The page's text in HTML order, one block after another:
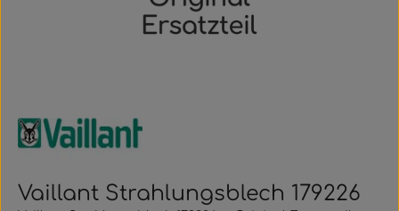
Vaillant Strahlungsblech 179226